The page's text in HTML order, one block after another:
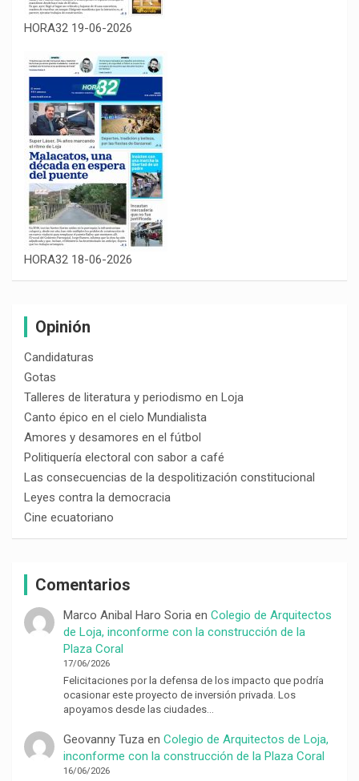
HORA32 19-06-2026
HORA32 18-06-2026
Opinión
Candidaturas
Gotas
Talleres de literatura y periodismo en Loja
Canto épico en el cielo Mundialista
Amores y desamores en el fútbol
Politiquería electoral con sabor a café
Las consecuencias de la despolitización constitucional
Leyes contra la democracia
Cine ecuatoriano
Comentarios
Marco Anibal Haro Soriaen Colegio de Arquitectos
de Loja, inconforme con la construcción de la
Plaza Coral
17/06/2026
Felicitaciones por la defensa de los impacto que podría
ocasionar este proyecto de inversión privada. Los
apoyamos desde las ciudades…
Geovanny Tuzaen Colegio de Arquitectos de Loja,
inconforme con la construcción de la Plaza Coral
16/06/2026